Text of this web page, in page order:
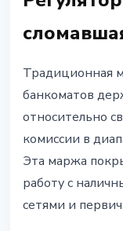
Традиционная
банкоматов
относительно
комиссии в
Эта маржа
работу с
сетями и